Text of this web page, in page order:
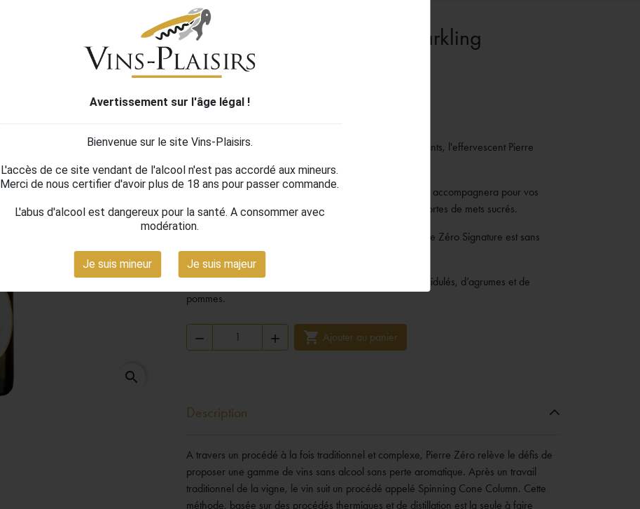
Avertissement sur l'âge légal !
Bienvenue sur le site Vins-Plaisirs.
L'accès de ce site vendant de l'alcool n'est pas accordé aux mineurs.
Merci de nous certifier d'avoir plus de 18 ans pour passer commande.
L'abus d'alcool est dangereux pour la santé. A consommer avec
modération.
Je suis mineur Je suis majeur
search
Pierre zéro Chardonnay Sparkling
Signature
12,24 €
Avec sa couleur jaune pâle aux reflets brillants et scintillants, l'effervescent Pierre
Signature 0% Blanc séduit par sa bulle fine et délicate.
Non alcoolisé, l'effervescent Pierre Zéro Signature vous accompagnera pour vos
occasions festives, aussi bien à l'apéritif qu'avec toutes sortes de mets sucrés.
Alliance de délicatesse, de pureté et d’élégance, le Pierre Zéro Signature est sans
ajout de sucre, de conservateurs, d'aromes et de sulfites.
Arômes minéraux et briochés avec des notes de fruits acidulés, d’agrumes et de
pommes.
   Ajouter au panier
Description
A travers un procédé à la fois traditionnel et complexe, Pierre Zéro relève le défis de
proposer une gamme de vins sans alcool sans perte aromatique. Après un travail
traditionnel de la vigne, le vin suit un procédé appelé Spinning Cone Column. Cette
méthode, basée sur des procédés thermiques et de distillation est la seule à faire